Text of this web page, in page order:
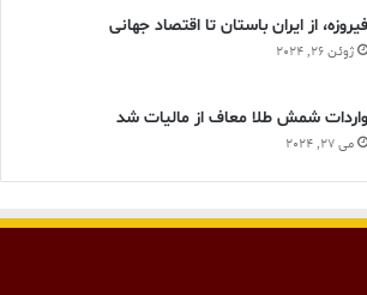
فیروزه، از ایران باستان تا اقتصاد جهانی
ژوئن 26, 2024
واردات شمش طلا معاف از مالیات شد
می 27, 2024